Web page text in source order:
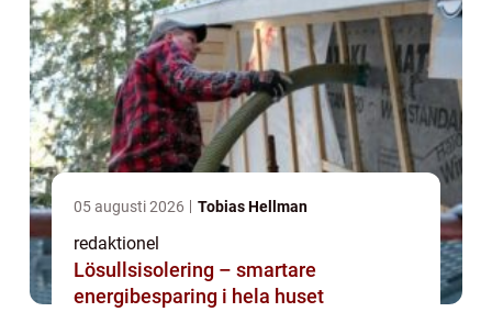
05 augusti 2026 Tobias Hellman
redaktionel
Lösullsisolering – smartare
energibesparing i hela huset